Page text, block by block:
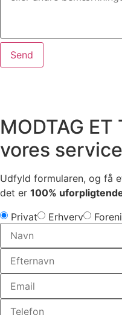
Send
MODTAG ET
vores
Udfyld formularen, og få
det er 100%
Privat Erhverv